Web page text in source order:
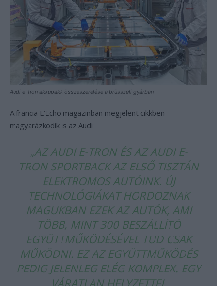
Audi e-tron akkupakk összeszerelése a brüsszeli gyárban
A francia L’Echo magazinban megjelent cikkben
magyarázkodik is az Audi:
„AZ AUDI E-TRON ÉS AZ AUDI E-
TRON SPORTBACK AZ ELSŐ TISZTÁN
ELEKTROMOS AUTÓINK. ÚJ
TECHNOLÓGIÁKAT HORDOZNAK
MAGUKBAN EZEK AZ AUTÓK, AMI
TÖBB, MINT 300 BESZÁLLÍTÓ
EGYÜTTMŰKÖDÉSÉVEL TUD CSAK
MŰKÖDNI. EZ AZ EGYÜTTMŰKÖDÉS
PEDIG JELENLEG ELÉG KOMPLEX. EGY
VÁRATLAN HELYZETTEL